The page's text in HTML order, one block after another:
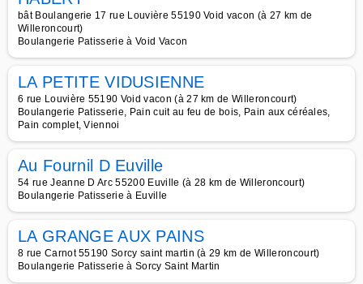
bât Boulangerie 17 rue Louvière 55190 Void vacon (à 27 km de
Willeroncourt)
Boulangerie Patisserie à Void Vacon
LA PETITE VIDUSIENNE
6 rue Louvière 55190 Void vacon (à 27 km de Willeroncourt)
Boulangerie Patisserie, Pain cuit au feu de bois, Pain aux céréales,
Pain complet, Viennoi
Au Fournil D Euville
54 rue Jeanne D Arc 55200 Euville (à 28 km de Willeroncourt)
Boulangerie Patisserie à Euville
LA GRANGE AUX PAINS
8 rue Carnot 55190 Sorcy saint martin (à 29 km de Willeroncourt)
Boulangerie Patisserie à Sorcy Saint Martin